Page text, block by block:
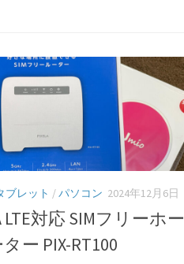
ブレット /パソコン 2024年12月6日
LTE対応 SIMフリーホー
ー PIX-RT100